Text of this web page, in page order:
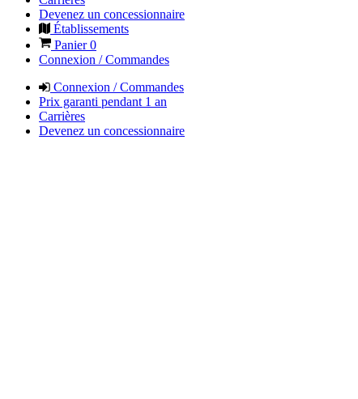
Devenez un concessionnaire
Établissements
Panier0
Connexion / Commandes
Connexion / Commandes
Prix garanti pendant 1 an
Carrières
Devenez un concessionnaire